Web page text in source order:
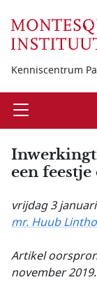
Kenniscentrum
Open
een
vrijdag 3
mr. Huub
Artikel
november 2019.